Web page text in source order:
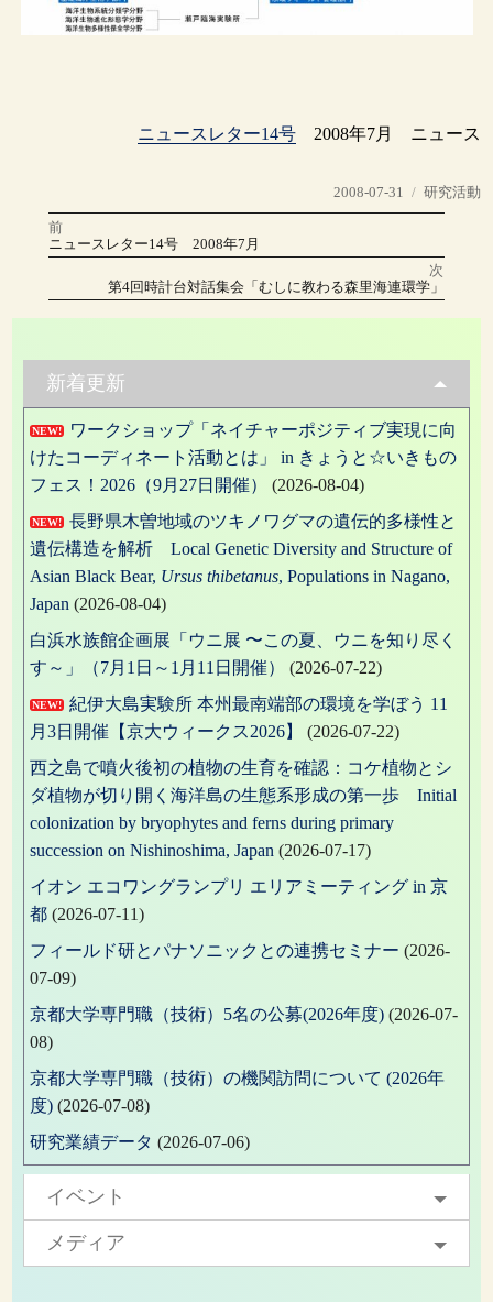
ニュースレター14号2008年7月 ニュース
投
稿
2008-07-31
カ
テ
リ
ー
研究活動
投
ナ
ゲ
ー
シ
ョ
ン
前
前
の
ニュースレター14号 2008年7月
次
の
第4回時計台対話集会「むしに教わる森里海連環学」
新着更新
NEW!
ワークショップ「ネイチャーポジティブ実現に向
けたコーディネート活動とは」 in きょうと☆いきもの
フェス！2026（9月27日開催）
(2026-08-04)
NEW!
長野県木曽地域のツキノワグマの遺伝的多様性と
遺伝構造を解析 Local Genetic Diversity and Structure of
Asian Black Bear, Ursus thibetanus, Populations in Nagano,
Japan (2026-08-04)
白浜水族館企画展「ウニ展 〜この夏、ウニを知り尽く
す～」（7月1日～1月11日開催）
(2026-07-22)
NEW!
紀伊大島実験所 本州最南端部の環境を学ぼう 11
月3日開催【京大ウィークス2026】
(2026-07-22)
西之島で噴火後初の植物の生育を確認：コケ植物とシ
ダ植物が切り開く海洋島の生態系形成の第一歩 Initial
colonization by bryophytes and ferns during primary
succession on Nishinoshima, Japan (2026-07-17)
イオン エコワングランプリ エリアミーティング in 京
都 (2026-07-11)
フィールド研とパナソニックとの連携セミナー (2026-
07-09)
京都大学専門職（技術）5名の公募(2026年度) (2026-07-
08)
京都大学専門職（技術）の機関訪問について (2026年
度) (2026-07-08)
研究業績データ (2026-07-06)
イベント
メディア